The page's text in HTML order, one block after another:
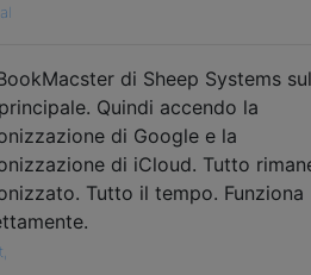
di Sheep Systems
Quindi accendo la
di Google e la
di iCloud. Tutto
Tutto il tempo. Funziona